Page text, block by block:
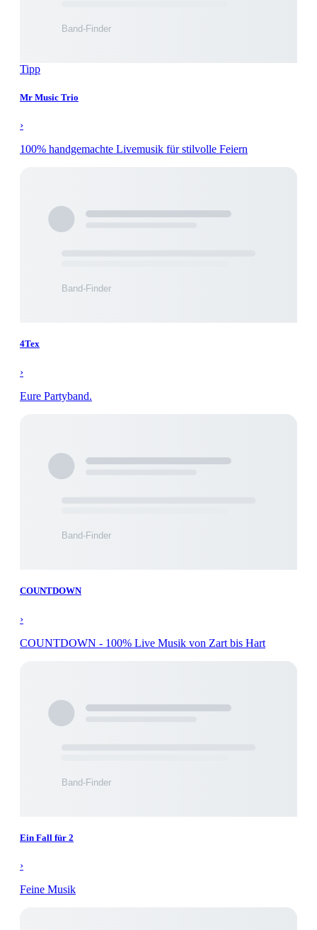
Tipp
Mr Music Trio
›
100% handgemachte Livemusik für stilvolle Feiern
4Tex
›
Eure Partyband.
COUNTDOWN
›
COUNTDOWN - 100% Live Musik von Zart bis Hart
Ein Fall für 2
›
Feine Musik